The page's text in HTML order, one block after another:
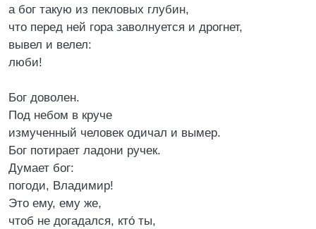
а бог такую из пекловых глубин,
что перед ней гора заволнуется и дрогнет,
вывел и велел:
люби!
Бог доволен.
Под небом в круче
измученный человек одичал и вымер.
Бог потирает ладони ручек.
Думает бог:
погоди, Владимир!
Это ему, ему же,
чтоб не догадался, кто́ ты,